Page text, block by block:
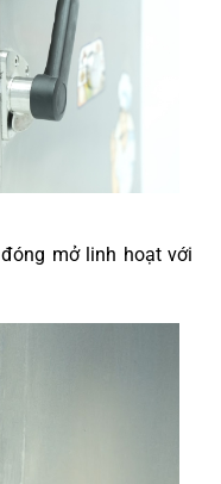
mở linh hoạt với